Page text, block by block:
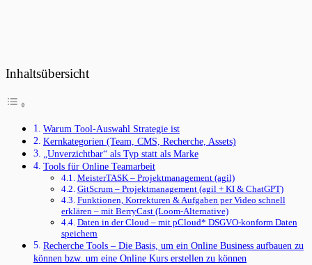
Inhaltsübersicht
Warum Tool-Auswahl Strategie ist
Kernkategorien (Team, CMS, Recherche, Assets)
„Unverzichtbar“ als Typ statt als Marke
Tools für Online Teamarbeit
MeisterTASK – Projektmanagement (agil)
GitScrum – Projektmanagement (agil + KI & ChatGPT)
Funktionen, Korrekturen & Aufgaben per Video schnell
erklären – mit BerryCast (Loom-Alternative)
Daten in der Cloud – mit pCloud* DSGVO-konform Daten
speichern
Recherche Tools – Die Basis, um ein Online Business aufbauen zu
können bzw. um eine Online Kurs erstellen zu können